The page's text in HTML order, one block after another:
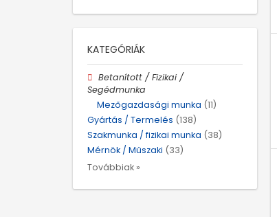
KATEGÓRIÁK
Betanított / Fizikai /
Segédmunka
Mezőgazdasági munka (11)
Gyártás / Termelés (138)
Szakmunka / fizikai munka (38)
Mérnök / Műszaki (33)
Továbbiak »